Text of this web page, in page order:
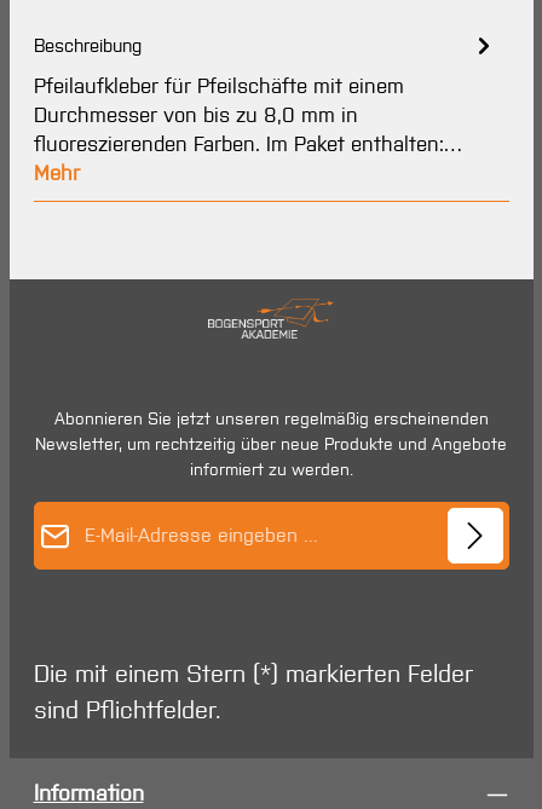
Beschreibung
Pfeilaufkleber für Pfeilschäfte mit einem
Durchmesser von bis zu 8,0 mm in
fluoreszierenden Farben. Im Paket enthalten:…
Mehr
Abonnieren Sie jetzt unseren regelmäßig erscheinenden
Newsletter, um rechtzeitig über neue Produkte und Angebote
informiert zu werden.
Die mit einem Stern (*) markierten Felder
sind Pflichtfelder.
Information